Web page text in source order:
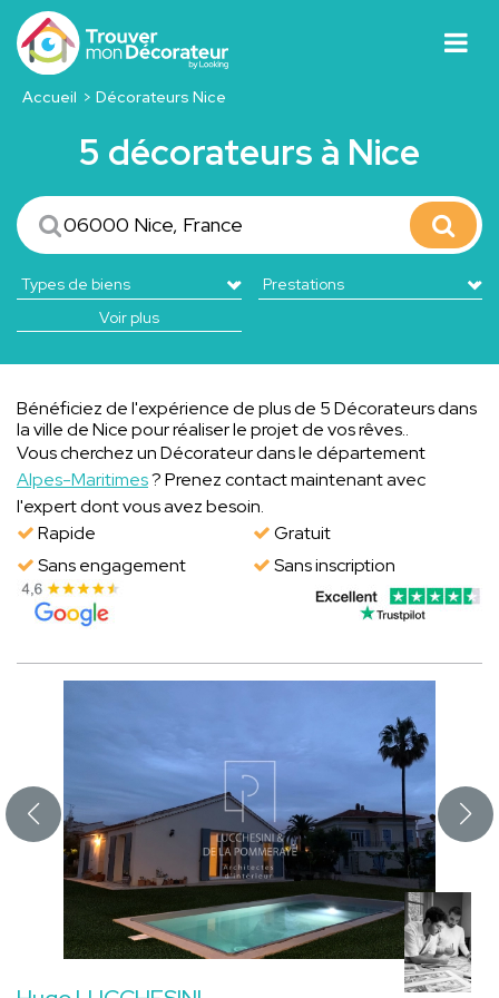
Accueil Décorateurs Nice
5 décorateurs à Nice
Voir plus
Bénéficiez de l'expérience de plus de 5 Décorateurs dans
la ville de Nice pour réaliser le projet de vos rêves..
Vous cherchez un Décorateur dans le département
Alpes-Maritimes? Prenez contact maintenant avec
l'expert dont vous avez besoin.
Rapide
Gratuit
Sans engagement
Sans inscription